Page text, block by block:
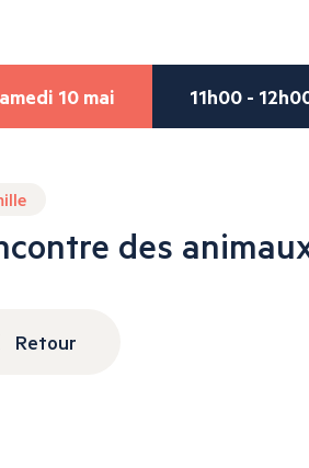
10 mai 11h00 -
des
Retour